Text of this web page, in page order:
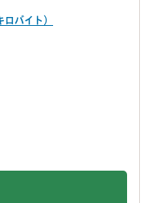
バイト）